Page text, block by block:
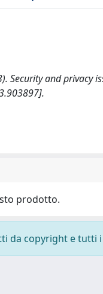
Security and privacy
prodotto.
da copyright e tutti